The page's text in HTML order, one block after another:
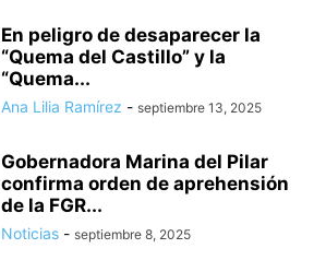
En peligro de desaparecer la
“Quema del Castillo” y la
“Quema...
Ana Lilia Ramírez - septiembre 13, 2025
Gobernadora Marina del Pilar
confirma orden de aprehensión
de la FGR...
Noticias - septiembre 8, 2025